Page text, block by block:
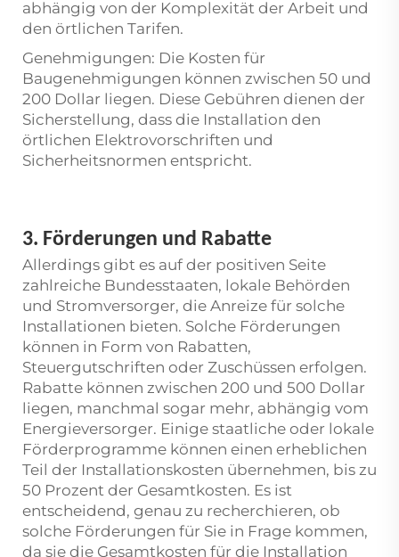
abhängig von der Komplexität der Arbeit und
den örtlichen Tarifen.
Genehmigungen: Die Kosten für
Baugenehmigungen können zwischen 50 und
200 Dollar liegen. Diese Gebühren dienen der
Sicherstellung, dass die Installation den
örtlichen Elektrovorschriften und
Sicherheitsnormen entspricht.
3. Förderungen und Rabatte
Allerdings gibt es auf der positiven Seite
zahlreiche Bundesstaaten, lokale Behörden
und Stromversorger, die Anreize für solche
Installationen bieten. Solche Förderungen
können in Form von Rabatten,
Steuergutschriften oder Zuschüssen erfolgen.
Rabatte können zwischen 200 und 500 Dollar
liegen, manchmal sogar mehr, abhängig vom
Energieversorger. Einige staatliche oder lokale
Förderprogramme können einen erheblichen
Teil der Installationskosten übernehmen, bis zu
50 Prozent der Gesamtkosten. Es ist
entscheidend, genau zu recherchieren, ob
solche Förderungen für Sie in Frage kommen,
da sie die Gesamtkosten für die Installation